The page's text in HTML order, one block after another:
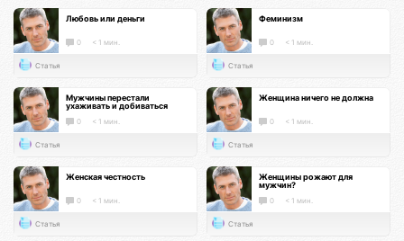
Любовь или деньги
0 < 1 мин.
Статья
Феминизм
0 < 1 мин.
Статья
Мужчины перестали
ухаживать и добиваться
0 < 1 мин.
Статья
Женщина ничего не должна
0 < 1 мин.
Статья
Женская честность
0 < 1 мин.
Статья
Женщины рожают для
мужчин?
0 < 1 мин.
Статья